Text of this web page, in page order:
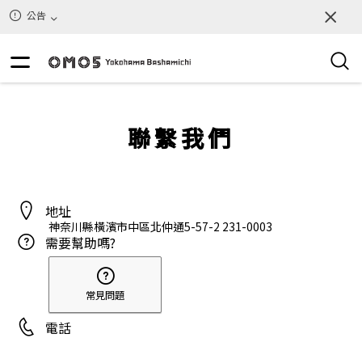
公告
聯繫我們
地址
神奈川縣橫濱市中區北仲通5-57-2 231-0003
需要幫助嗎?
常見問題
電話